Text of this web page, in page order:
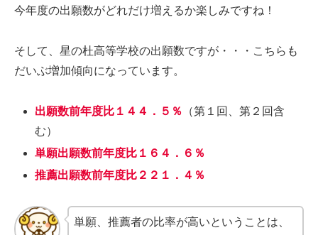
今年度の出願数がどれだけ増えるか楽しみですね！
そして、星の杜高等学校の出願数ですが・・・こちらも
だいぶ増加傾向になっています。
出願数前年度比１４４．５％
（第１回、第２回含
む）
単願出願数前年度比１６４．６％
推薦出願数前年度比２２１．４％
単願、推薦者の比率が高いということは、